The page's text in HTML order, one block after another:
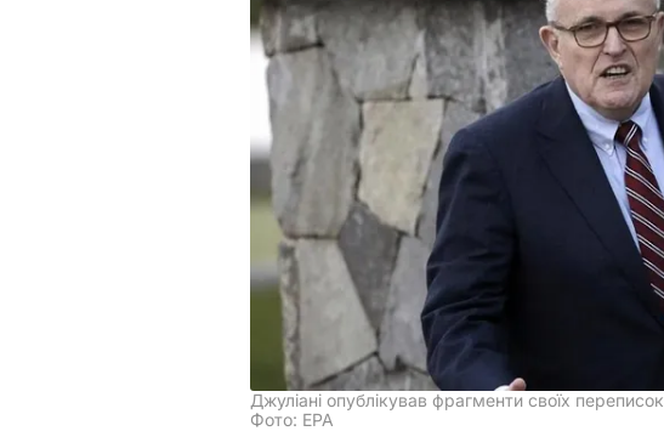
Джуліані опублікував фрагменти своїх переписок
Фото: EPA